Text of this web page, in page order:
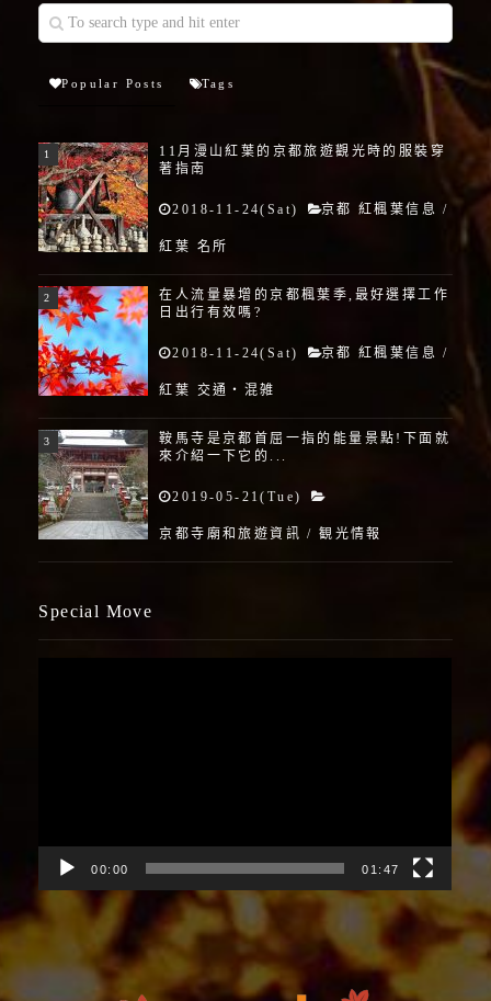
Popular Posts Tags
11月漫山紅葉的京都旅遊觀光時的服裝穿
著指南
2018-11-24(Sat) 京都 紅楓葉信息 /
紅葉 名所
在人流量暴增的京都楓葉季,最好選擇工作
日出行有效嗎?
2018-11-24(Sat) 京都 紅楓葉信息 /
紅葉 交通・混雑
鞍馬寺是京都首屈一指的能量景點!下面就
來介紹一下它的...
2019-05-21(Tue)
京都寺廟和旅遊資訊 /観光情報
Special Move
00:00 01:47